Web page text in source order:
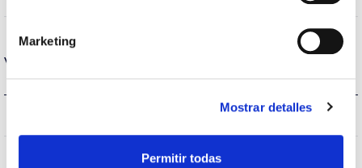
Marketing
Mostrar detalles
Permitir todas
Vida
(L70B50>) 30.000h